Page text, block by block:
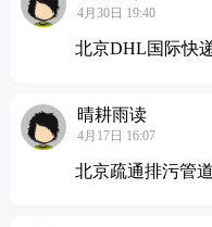
4月30日 19:40
北京DHL国际快
晴耕雨读
4月17日 16:07
北京疏通排污管